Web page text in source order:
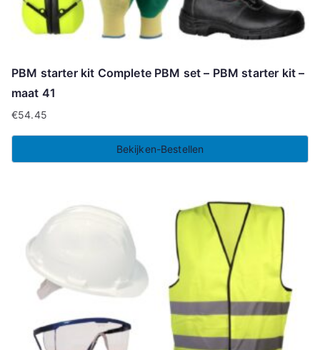
PBM starter kit Complete PBM set – PBM starter kit –
maat 41
€54.45
Bekijken-Bestellen